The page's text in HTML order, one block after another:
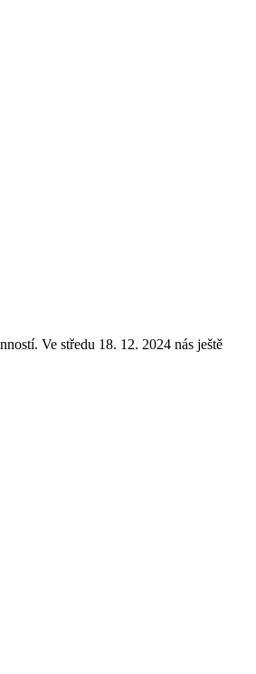
Ve středu 18. 12. 2024 nás ještě